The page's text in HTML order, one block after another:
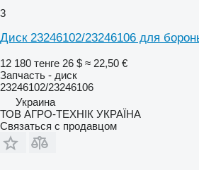
3
Диск 23246102/23246106 для
12 180 тенге 26 $ ≈ 22,50 €
Запчасть - диск
23246102/23246106
Украина
ТОВ АГРО-ТЕХНІК УКРАЇНА
Связаться с продавцом